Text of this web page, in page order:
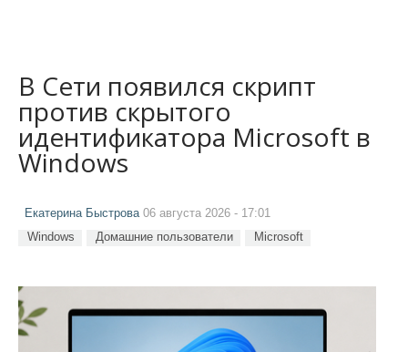
В Сети появился скрипт
против скрытого
идентификатора Microsoft в
Windows
Екатерина Быстрова06 августа 2026 - 17:01
Windows Домашние пользователи Microsoft